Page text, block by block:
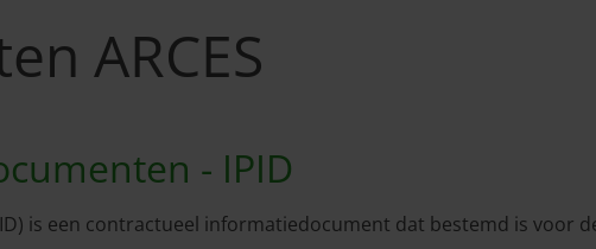
ARCES
- IPID
is een contractueel informatiedocument dat bestemd is voor